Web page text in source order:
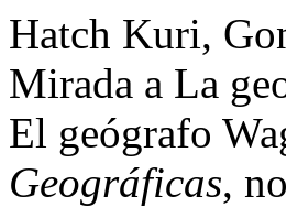
Hatch Kuri,
Mirada a La
El geógrafo
Geográficas,